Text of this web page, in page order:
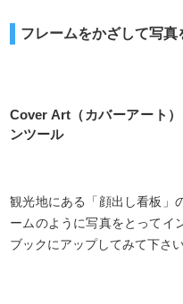
フレームをかざして写
Cover Art（カバーアート
ンツール
観光地にある「顔出し看板」
ームのように写真をとってイ
ブックにアップしてみて下さい